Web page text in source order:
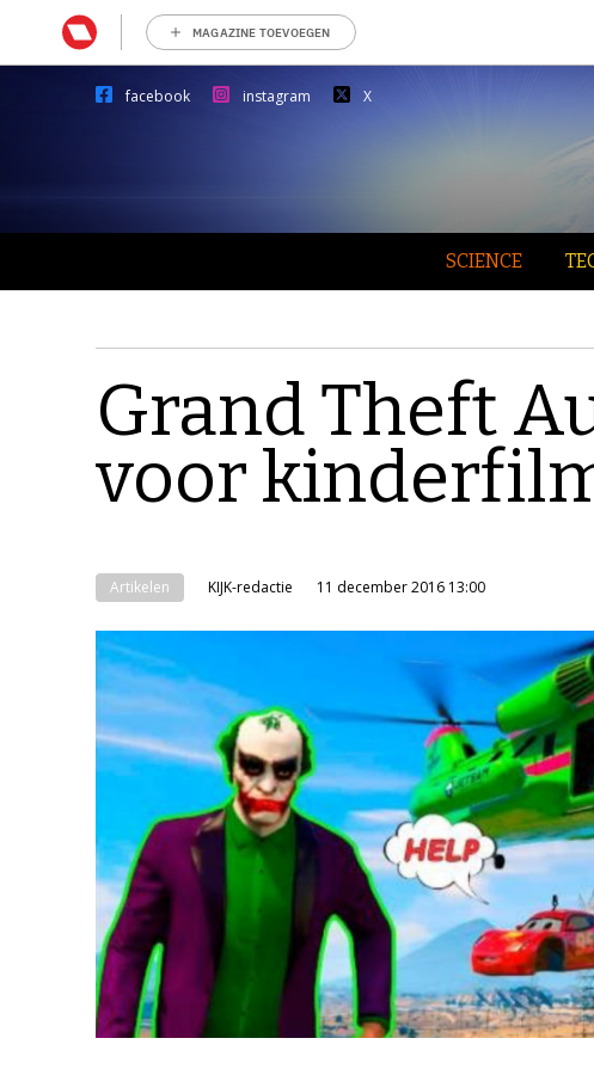
MAGAZINE TOEVOEGEN
facebook instagram X
SCIENCE
Grand Theft
voor
Artikelen KIJK-redactie 11 december 2016 13:00